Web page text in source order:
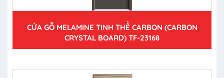
CỬA GỖ MELAMINE TINH THỂ CARBON (CARBON
CRYSTAL BOARD) TF-23168